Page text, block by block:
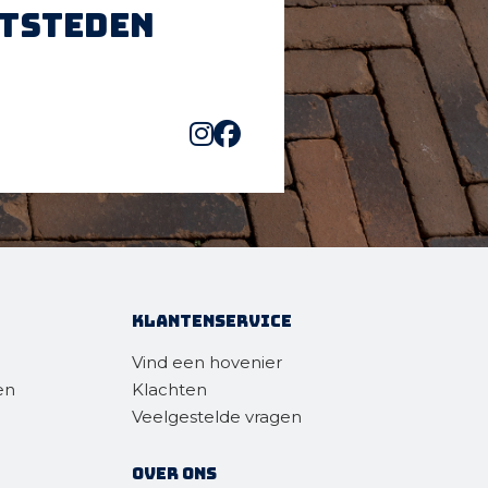
Klantenservice
Vind een hovenier
Klachten
Veelgestelde vragen
Over ons